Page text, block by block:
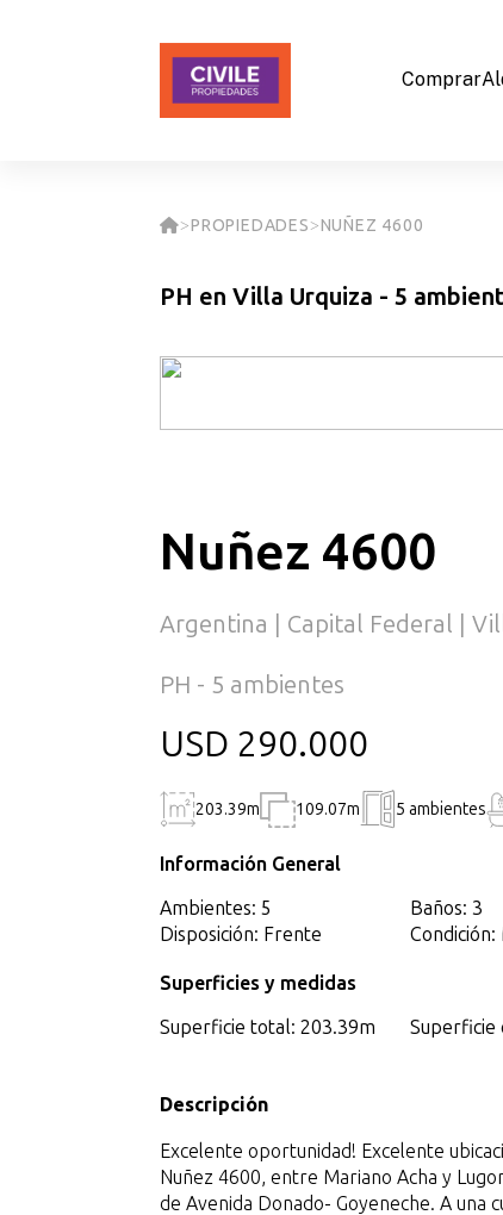
Comprar
>PROPIEDADES >NUÑEZ 4600
PH en Villa Urquiza - 5
Nuñez 4600
Argentina | Capital Federal |
PH - 5 ambientes
USD 290.000
203.39m 109.07m 5 ambientes
Información General
Ambientes: 5
Baños: 3
Disposición: Frente
Condición:
Superficies y medidas
Superficie total: 203.39m
Superficie
Descripción
Excelente oportunidad! Excelente
Nuñez 4600, entre Mariano Acha y
de Avenida Donado- Goyeneche. A una